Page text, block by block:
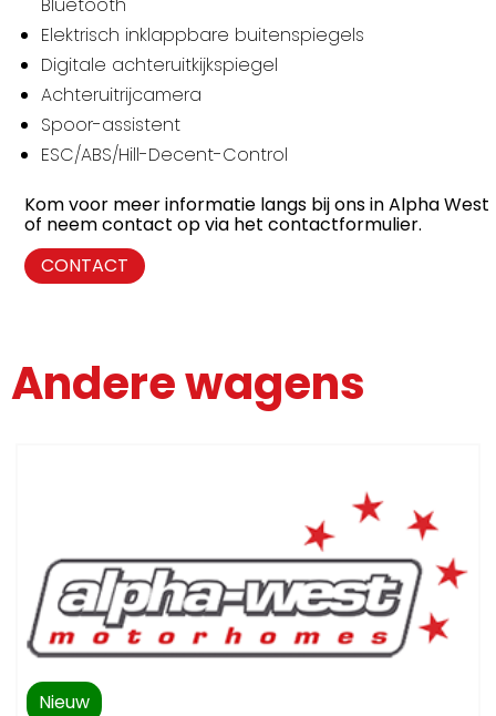
Elektrisch inklappbare buitenspiegels
Digitale achteruitkijkspiegel
Achteruitrijcamera
Spoor-assistent
ESC/ABS/Hill-Decent-Control
Kom voor meer informatie langs bij ons in Alpha West
of neem contact op via het contactformulier.
CONTACT
Andere wagens
Nieuw